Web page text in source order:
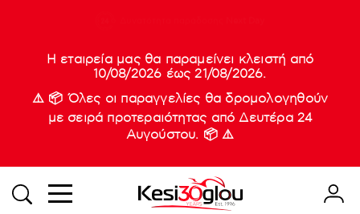
Η εταιρεία μας θα παραμείνει κλειστή από
10/08/2026 έως 21/08/2026.
⚠️ 📦 Όλες οι παραγγελίες θα δρομολογηθούν
με σειρά προτεραιότητας από Δευτέρα 24
Αυγούστου. 📦 ⚠️